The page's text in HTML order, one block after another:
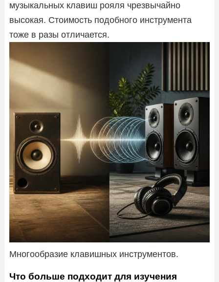
музыкальных клавиш рояля чрезвычайно
высокая. Стоимость подобного инструмента
тоже в разы отличается.
Многообразие клавишных инструментов.
Что больше подходит для изучения